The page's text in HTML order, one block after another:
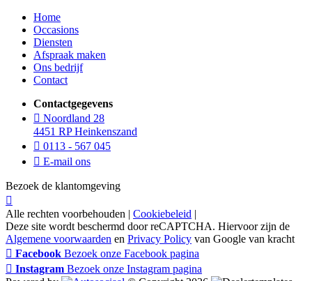
Home
Occasions
Diensten
Afspraak maken
Ons bedrijf
Contact
Contactgegevens
Noordland 28
4451 RP Heinkenszand
0113 - 567 045
E-mail ons
Bezoek de klantomgeving
Alle rechten voorbehouden | Cookiebeleid |
Deze site wordt beschermd door reCAPTCHA. Hiervoor zijn de
Algemene voorwaarden en Privacy Policy van Google van kracht
Facebook Bezoek onze Facebook pagina
Instagram Bezoek onze Instagram pagina